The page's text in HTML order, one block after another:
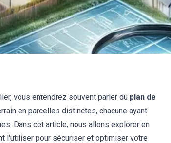
vous entendrez souvent parler du plan de
en parcelles distinctes, chacune ayant
Dans cet article, nous allons explorer en
l'utiliser pour sécuriser et optimiser votre